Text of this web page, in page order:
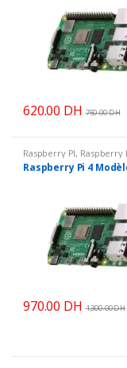
620.00 DH 750.00DH
Raspberry PI, Raspberry
Raspberry Pi 4
970.00 DH 1,300.00DH